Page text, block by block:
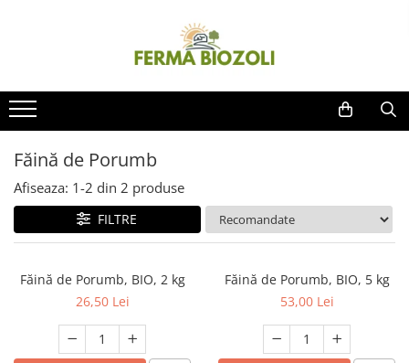
Făină Grâu
Făină Spelta
Făină Secară
Făină Ovăz
Mălai Superior
Făină de Porumb
Grâu
Spelta
Secară
Porumb
Floarea soarelui
Ovăz
Produse fără gluten
Făină Integrală de Ovăz
Mălai Superior
Făină de Porumb
Păsat
Ovăz
Porumb
Produse din fructe
Gemuri
Sucuri
Fructe deshidratate
Produse Multikraft
Agricultură
Horticultura si legumicultura
Prebiotice Bio
Dulciuri BIO
Cosmetice bioemsan
Curatenie
Făină de Porumb
Afiseaza: 1-2 din 2 produse
FILTRE
Făină de Porumb, BIO, 2 kg
26,50 Lei
Făină de Porumb, BIO, 5 kg
53,00 Lei